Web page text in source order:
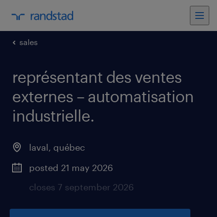
sales
représentant des ventes
externes – automatisation
industrielle.
laval, québec
posted 21 may 2026
closes 7 september 2026